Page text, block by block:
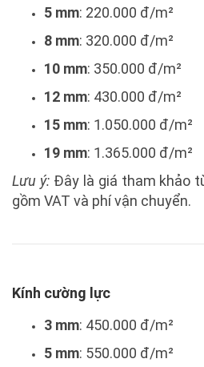
5 mm: 220.000 đ/m²
8 mm: 320.000 đ/m²
10 mm: 350.000 đ/m²
12 mm: 430.000 đ/m²
15 mm: 1.050.000 đ/m²
19 mm: 1.365.000 đ/m²
Lưu ý:Đây là giá tham khảo
gồm VAT và phí vận chuyển.
Kính cường lực
3 mm: 450.000 đ/m²
5 mm: 550.000 đ/m²